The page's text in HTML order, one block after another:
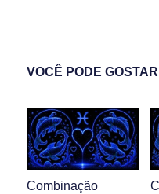
VOCÊ PODE GOSTAR
Combinação